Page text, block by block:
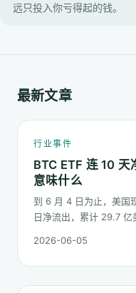
远只投入你亏得起的钱。
最新文章
行业事件
BTC ETF 连 10
意味什么
到 6 月 4 日为止，美国
日净流出，累计 29.7 亿
2026-06-05